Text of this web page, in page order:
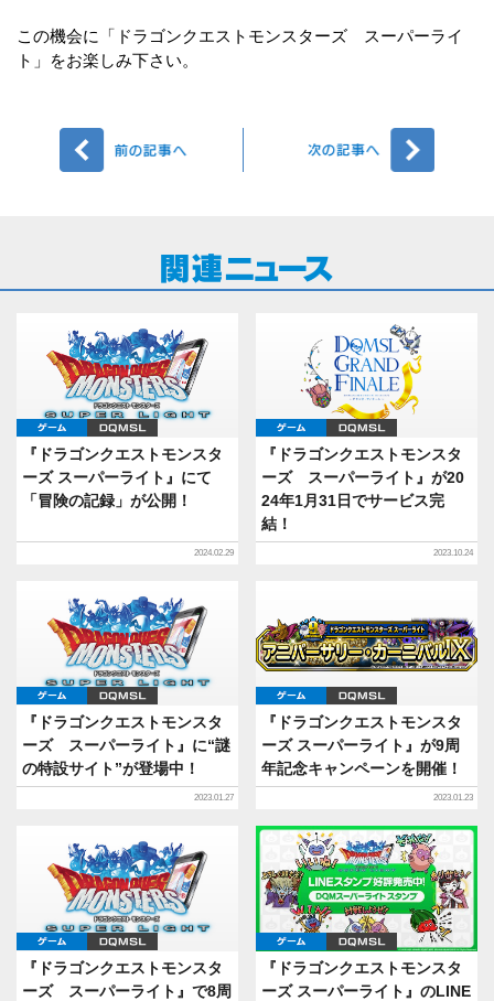
この機会に「ドラゴンクエストモンスターズ スーパーライ
ト」をお楽しみ下さい。
ゲーム
『ドラゴンクエストモンスタ
ーズ スーパーライト』にて
「冒険の記録」が公開！
2024.02.29
ゲーム
『ドラゴンクエストモンスタ
ーズ スーパーライト』が20
24年1月31日でサービス完
結！
2023.10.24
ゲーム
『ドラゴンクエストモンスタ
ーズ スーパーライト』に“謎
の特設サイト”が登場中！
2023.01.27
ゲーム
『ドラゴンクエストモンスタ
ーズ スーパーライト』が9周
年記念キャンペーンを開催！
2023.01.23
ゲーム
『ドラゴンクエストモンスタ
ーズ スーパーライト』で8周
ゲーム DQMSL
『ドラゴンクエストモンスタ
ーズ スーパーライト』のLINE